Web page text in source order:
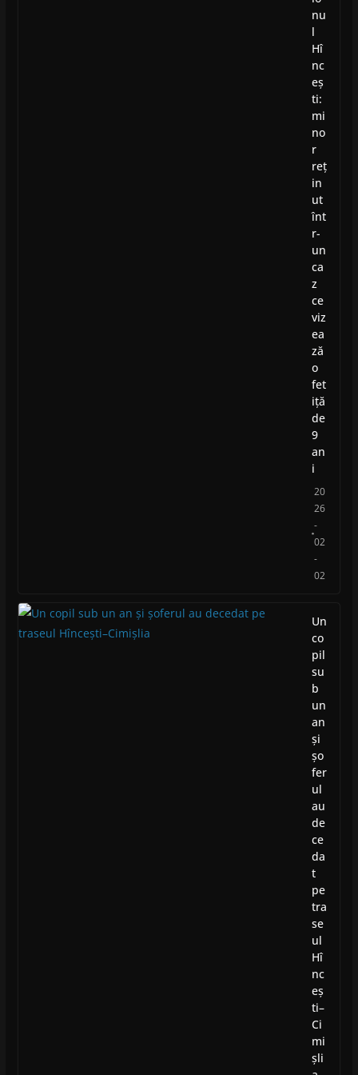
nu
l
Hî
nc
eș
ti:
mi
no
r
reț
in
ut
înt
r-
un
ca
z
ce
viz
ea
ză
o
fet
iță
de
9
an
i
20
26
-
02
-
02
Un
co
pil
su
b
un
an
și
șo
fer
ul
au
de
ce
da
t
pe
tra
se
ul
Hî
nc
eș
ti–
Ci
mi
șli